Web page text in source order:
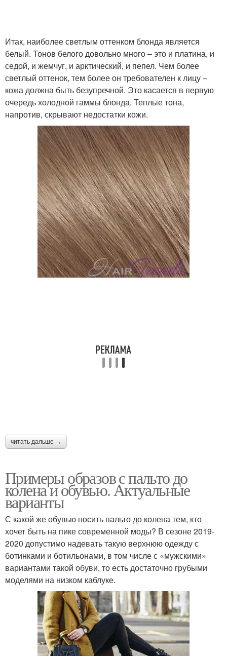
Итак, наиболее светлым оттенком блонда является
белый. Тонов белого довольно много – это и платина, и
седой, и жемчуг, и арктический, и пепел. Чем более
светлый оттенок, тем более он требователен к лицу –
кожа должна быть безупречной. Это касается в первую
очередь холодной гаммы блонда. Теплые тона,
напротив, скрывают недостатки кожи.
читать дальше →
Примеры образов с пальто до
колена и обувью. Актуальные
варианты
С какой же обувью носить пальто до колена тем, кто
хочет быть на пике современной моды? В сезоне 2019-
2020 допустимо надевать такую верхнюю одежду с
ботинками и ботильонами, в том числе с «мужскими»
вариантами такой обуви, то есть достаточно грубыми
моделями на низком каблуке.